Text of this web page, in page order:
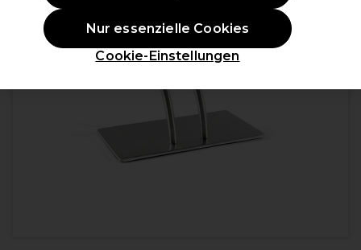
Cookie-Einstellungen
Nur essenzielle Cookies